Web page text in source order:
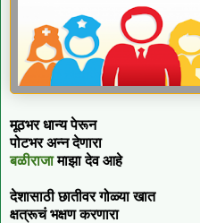
मूठभर धान्य पेरून
पोटभर अन्न देणारा
बळीराजामाझा देव आहे
देशासाठी छातीवर गोळ्या खात
क्षत्रूचं भक्षण करणारा